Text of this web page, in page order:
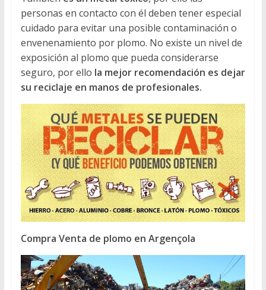
personas en contacto con él deben tener especial
cuidado para evitar una posible contaminación o
envenenamiento por plomo. No existe un nivel de
exposición al plomo que pueda considerarse
seguro, por ello la mejor recomendación es dejar
su reciclaje en manos de profesionales.
Compra Venta de plomo en Argençola